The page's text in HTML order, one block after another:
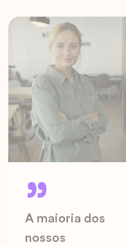
A maioria dos
nossos